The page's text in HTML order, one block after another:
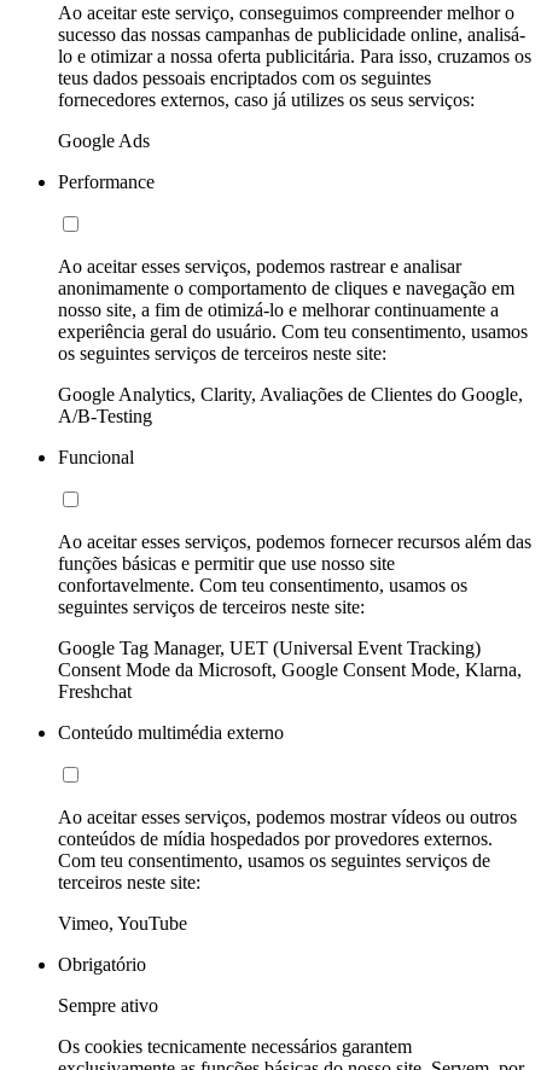
Ao aceitar este serviço, conseguimos compreender melhor o
sucesso das nossas campanhas de publicidade online, analisá-
lo e otimizar a nossa oferta publicitária. Para isso, cruzamos os
teus dados pessoais encriptados com os seguintes
fornecedores externos, caso já utilizes os seus serviços:
Google Ads
Performance
Ao aceitar esses serviços, podemos rastrear e analisar
anonimamente o comportamento de cliques e navegação em
nosso site, a fim de otimizá-lo e melhorar continuamente a
experiência geral do usuário. Com teu consentimento, usamos
os seguintes serviços de terceiros neste site:
Google Analytics, Clarity, Avaliações de Clientes do Google,
A/B-Testing
Funcional
Ao aceitar esses serviços, podemos fornecer recursos além das
funções básicas e permitir que use nosso site
confortavelmente. Com teu consentimento, usamos os
seguintes serviços de terceiros neste site:
Google Tag Manager, UET (Universal Event Tracking)
Consent Mode da Microsoft, Google Consent Mode, Klarna,
Freshchat
Conteúdo multimédia externo
Ao aceitar esses serviços, podemos mostrar vídeos ou outros
conteúdos de mídia hospedados por provedores externos.
Com teu consentimento, usamos os seguintes serviços de
terceiros neste site:
Vimeo, YouTube
Obrigatório
Sempre ativo
Os cookies tecnicamente necessários garantem